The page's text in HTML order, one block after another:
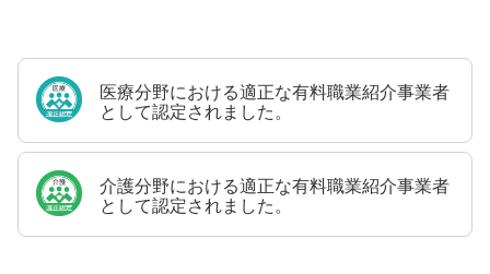
医療分野における適正な有料職業紹介事業者
として認定されました。
介護分野における適正な有料職業紹介事業者
として認定されました。